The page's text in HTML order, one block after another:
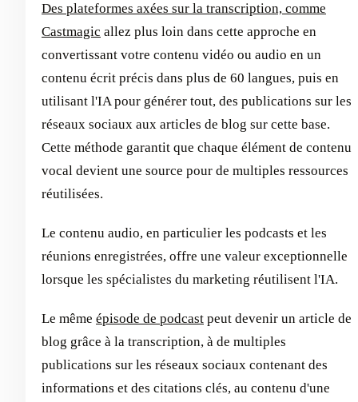
Des plateformes axées sur la transcription, comme
Castmagic allez plus loin dans cette approche en
convertissant votre contenu vidéo ou audio en un
contenu écrit précis dans plus de 60 langues, puis en
utilisant l'IA pour générer tout, des publications sur les
réseaux sociaux aux articles de blog sur cette base.
Cette méthode garantit que chaque élément de contenu
vocal devient une source pour de multiples ressources
réutilisées.
Le contenu audio, en particulier les podcasts et les
réunions enregistrées, offre une valeur exceptionnelle
lorsque les spécialistes du marketing réutilisent l'IA.
Le même épisode de podcast peut devenir un article de
blog grâce à la transcription, à de multiples
publications sur les réseaux sociaux contenant des
informations et des citations clés, au contenu d'une